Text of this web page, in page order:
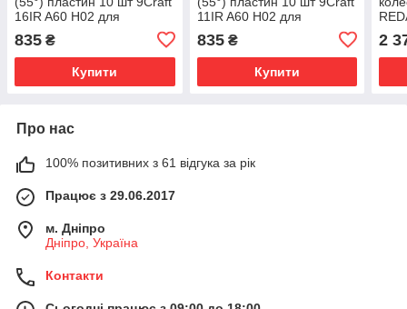
16IR A60 H02 для
металів
835 ₴
Купити
11IR A60 H02 для
металів
835₴
Купити
2
Про нас
100% позитивних з 61 відгука за рік
Працює з 29.06.2017
м. Дніпро
Дніпро, Україна
Контакти